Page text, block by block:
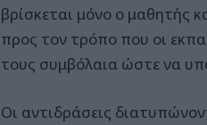
βρίσκεται μόνο ο μαθητής
προς τον τρόπο που οι
τους συμβόλαια ώστε να
Οι αντιδράσεις